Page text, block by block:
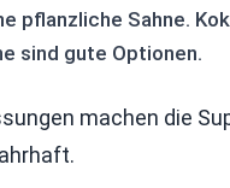
pflanzliche Sahne.
sind gute Optionen.
machen die